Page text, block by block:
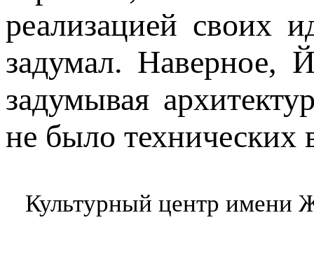
реализацией своих
задумал. Наверное,
задумывая
не было технических
Культурный центр имени